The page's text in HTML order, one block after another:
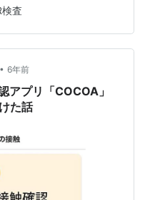
、ちゃっかりしっかり
な。 ＰＣＲ検査した時
これは言いたいと思う
案内されたので時間通
言われていたので、裏
検査
• 6年前
アプリ「COCOA」
た話